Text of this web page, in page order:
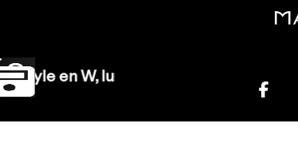
en W, lunes a viernes de 10 a 13 hrs.